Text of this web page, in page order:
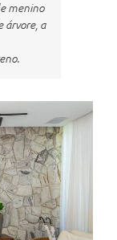
menino
árvore, a